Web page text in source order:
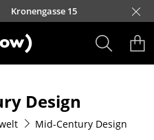
Kronengasse 15
Design
Mid-Century Design